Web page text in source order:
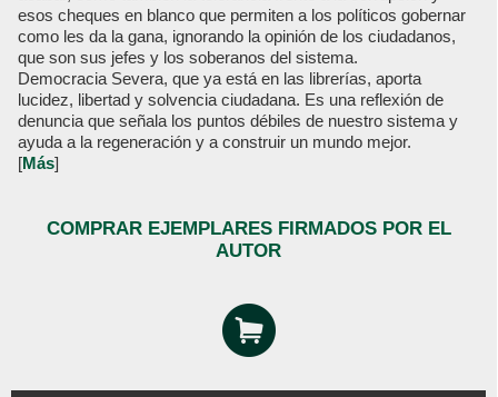
esos cheques en blanco que permiten a los políticos gobernar
como les da la gana, ignorando la opinión de los ciudadanos,
que son sus jefes y los soberanos del sistema.
Democracia Severa, que ya está en las librerías, aporta
lucidez, libertad y solvencia ciudadana. Es una reflexión de
denuncia que señala los puntos débiles de nuestro sistema y
ayuda a la regeneración y a construir un mundo mejor.
[Más]
COMPRAR EJEMPLARES FIRMADOS POR EL
AUTOR